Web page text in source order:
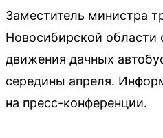
Заместитель министра
Новосибирской области
движения дачных
середины апреля.
на пресс-конференции.